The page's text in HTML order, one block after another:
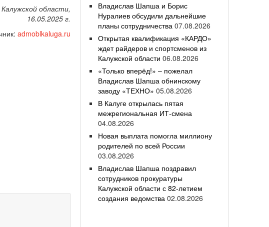
области,
16.05.2025 г.
admoblkaluga.ru
Владислав Шапша и Борис
Нуралиев обсудили дальнейшие
планы сотрудничества 07.08.2026
Открытая квалификация «КАРДО»
ждет райдеров и спортсменов из
Калужской области 06.08.2026
«Только вперёд!» – пожелал
Владислав Шапша обнинскому
заводу «ТЕХНО» 05.08.2026
В Калуге открылась пятая
межрегиональная ИТ-смена
04.08.2026
Новая выплата помогла миллиону
родителей по всей России
03.08.2026
Владислав Шапша поздравил
сотрудников прокуратуры
Калужской области с 82-летием
создания ведомства 02.08.2026